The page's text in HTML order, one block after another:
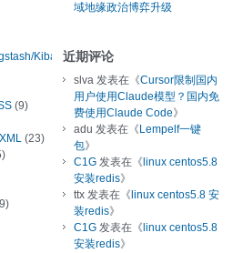
Kibana
(9)
(23)
域地缘政治博弈升级
近期评论
slva 发表在《Cursor限制国内
用户使用Claude模型？国内免
费使用Claude Code》
adu 发表在《 Lempelf一键
包》
C1G 发表在《 linux centos5.8
安装redis》
ttx 发表在《 linux centos5.8 安
装redis》
C1G 发表在《 linux centos5.8
安装redis》